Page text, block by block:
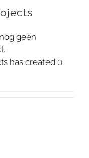
geen
has created 0